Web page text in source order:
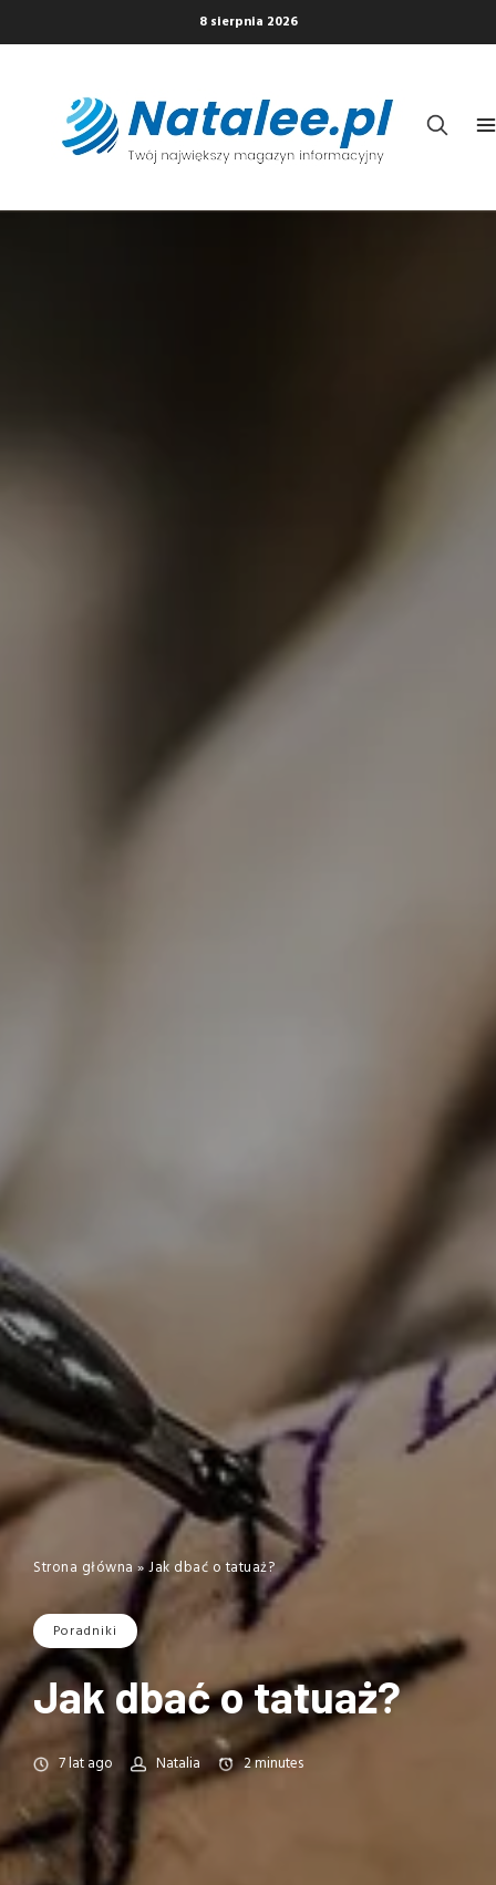
8 sierpnia 2026
Strona główna»Jak dbać o tatuaż?
Poradniki
Jak dbać o tatuaż?
7 lat ago Natalia 2minutes